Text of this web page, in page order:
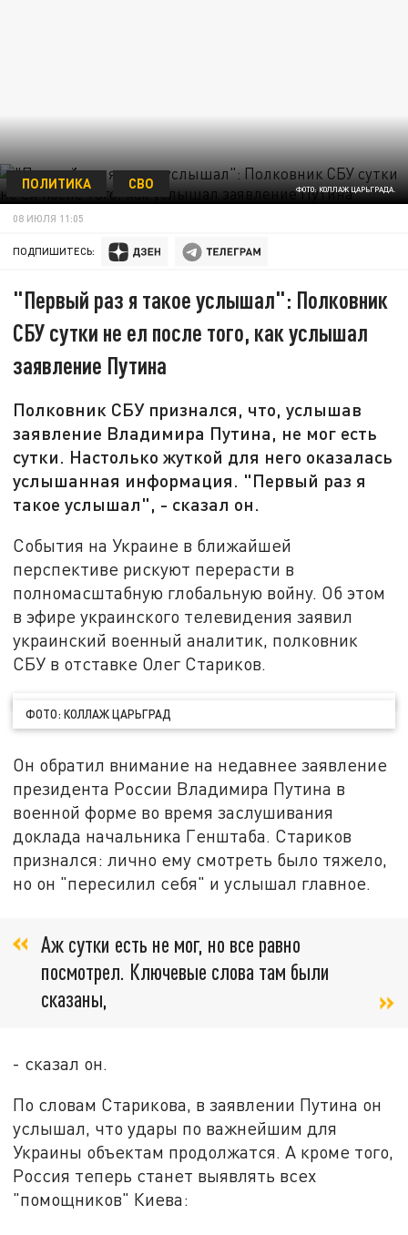
ФОТО: КОЛЛАЖ ЦАРЬГРАДА.
ПОЛИТИКА СВО
08 ИЮЛЯ 11:05
ПОДПИШИТЕСЬ:
"Первый раз я такое услышал": Полковник
СБУ сутки не ел после того, как услышал
заявление Путина
Полковник СБУ признался, что, услышав
заявление Владимира Путина, не мог есть
сутки. Настолько жуткой для него оказалась
услышанная информация. "Первый раз я
такое услышал", - сказал он.
События на Украине в ближайшей
перспективе рискуют перерасти в
полномасштабную глобальную войну. Об этом
в эфире украинского телевидения заявил
украинский военный аналитик, полковник
СБУ в отставке Олег Стариков.
ФОТО: КОЛЛАЖ ЦАРЬГРАД
Он обратил внимание на недавнее заявление
президента России Владимира Путина в
военной форме во время заслушивания
доклада начальника Генштаба. Стариков
признался: лично ему смотреть было тяжело,
но он "пересилил себя" и услышал главное.
Аж сутки есть не мог, но все равно
посмотрел. Ключевые слова там были
сказаны,
- сказал он.
По словам Старикова, в заявлении Путина он
услышал, что удары по важнейшим для
Украины объектам продолжатся. А кроме того,
Россия теперь станет выявлять всех
"помощников" Киева: